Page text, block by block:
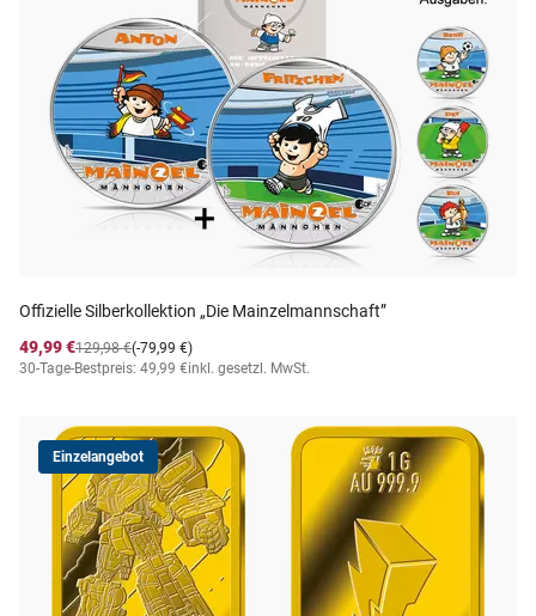
Offizielle Silberkollektion „Die Mainzelmannschaft”
49,99 €
(-79,99 €)
129,98 €
30-Tage-Bestpreis: 49,99 €inkl. gesetzl. MwSt.
Einzelangebot